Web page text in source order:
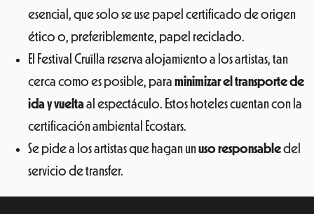
esencial, que solo se use papel certificado de origen
ético o, preferiblemente, papel reciclado.
El Festival Cruïlla reserva alojamiento a los artistas, tan
cerca como es posible, para minimizar el transporte de
ida y vuelta al espectáculo. Estos hoteles cuentan con la
certificación ambiental Ecostars.
Se pide a los artistas que hagan unuso responsabledel
servicio de transfer.